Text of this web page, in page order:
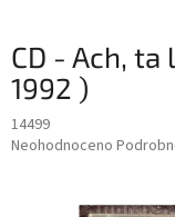
CD - Ach,
1992 )
14499
Průměrné
Neohodnoceno